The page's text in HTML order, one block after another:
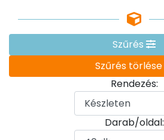
Szűrés
Szűrés törlése
Rendezés:
Darab/oldal: